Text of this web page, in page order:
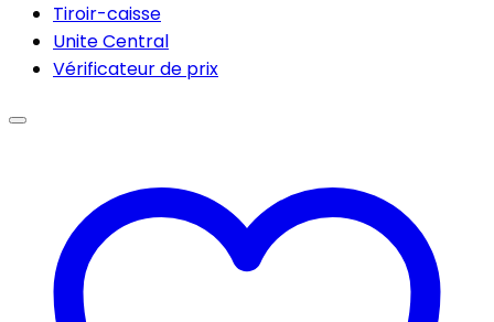
Tiroir-caisse
Unite Central
Vérificateur de prix